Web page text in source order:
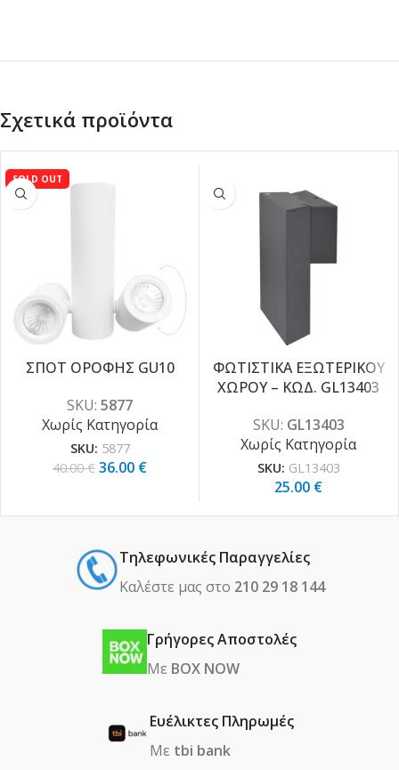
Σχετικά προϊόντα
SOLD OUT
ΣΠΟΤ ΟΡΟΦΗΣ GU10
SKU: 5877
Χωρίς Κατηγορία
SKU: 5877
40.00€ 36.00 €
ΦΩΤΙΣΤΙΚΑ ΕΞΩΤΕΡΙΚΟΥ
ΧΩΡΟΥ – ΚΩΔ. GL13403
SKU: GL13403
Χωρίς Κατηγορία
SKU: GL13403
25.00 €
Τηλεφωνικές Παραγγελίες
Καλέστε μας στο 210 29 18 144
Γρήγορες Αποστολές
Με BOX NOW
Ευέλικτες Πληρωμές
Με tbi bank